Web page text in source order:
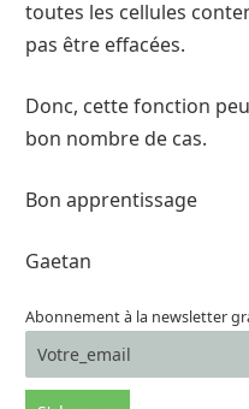
toutes les cellules
pas être effacées.
Donc, cette fonction
bon nombre de cas.
Bon apprentissage
Gaetan
Abonnement à la newsletter